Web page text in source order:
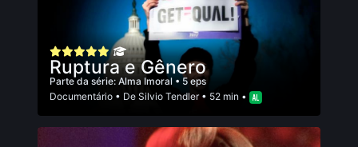
Ruptura e Gênero
Parte da série: Alma Imoral • 5 eps
Documentário • De Silvio Tendler• 52 min •